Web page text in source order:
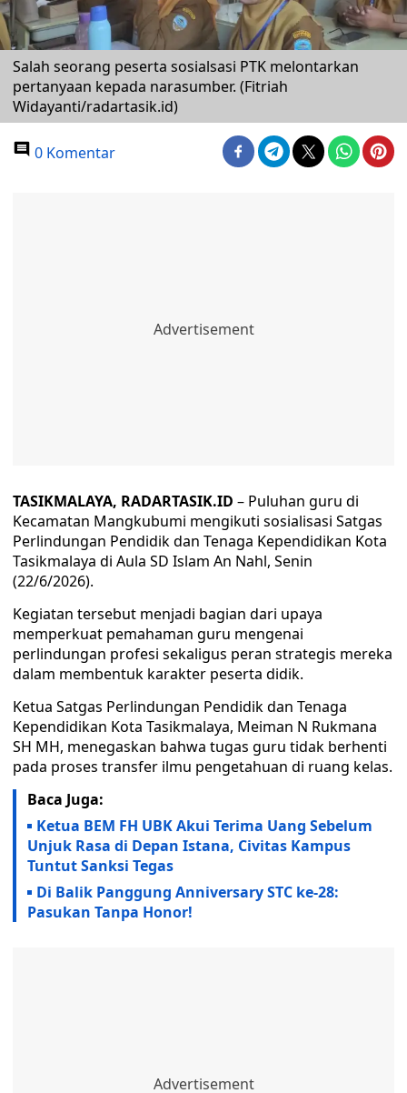
Salah seorang peserta sosialsasi PTK melontarkan
pertanyaan kepada narasumber. (Fitriah
Widayanti/radartasik.id)
0 Komentar
TASIKMALAYA, RADARTASIK.ID – Puluhan guru di
Kecamatan Mangkubumi mengikuti sosialisasi Satgas
Perlindungan Pendidik dan Tenaga Kependidikan Kota
Tasikmalaya di Aula SD Islam An Nahl, Senin
(22/6/2026).
Kegiatan tersebut menjadi bagian dari upaya
memperkuat pemahaman guru mengenai
perlindungan profesi sekaligus peran strategis mereka
dalam membentuk karakter peserta didik.
Ketua Satgas Perlindungan Pendidik dan Tenaga
Kependidikan Kota Tasikmalaya, Meiman N Rukmana
SH MH, menegaskan bahwa tugas guru tidak berhenti
pada proses transfer ilmu pengetahuan di ruang kelas.
Baca Juga:
Ketua BEM FH UBK Akui Terima Uang Sebelum
Unjuk Rasa di Depan Istana, Civitas Kampus
Tuntut Sanksi Tegas
Di Balik Panggung Anniversary STC ke-28:
Pasukan Tanpa Honor!